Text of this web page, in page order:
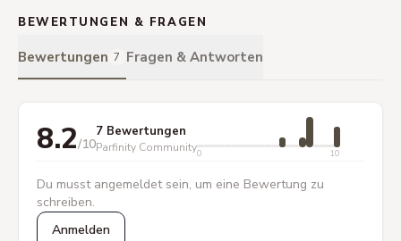
BEWERTUNGEN & FRAGEN
Bewertungen 7 Fragen & Antworten
8.2/10
7 Bewertungen
Parfinity Community0 10
Du musst angemeldet sein, um eine Bewertung zu
schreiben.
Anmelden